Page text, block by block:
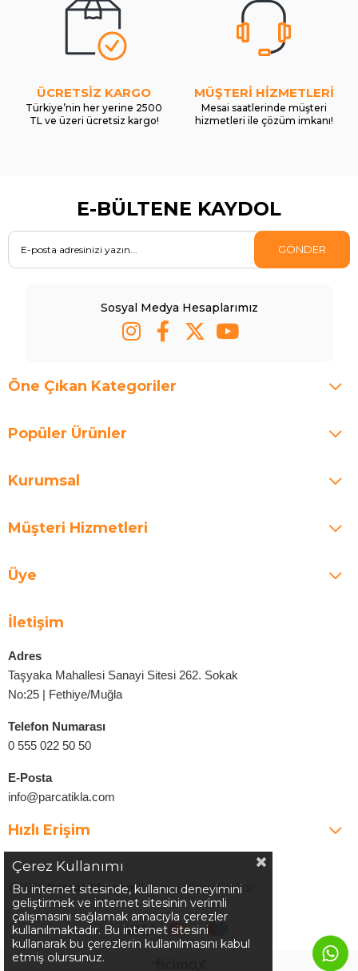
ÜCRETSİZ KARGO
Türkiye’nin her yerine 2500
TL ve üzeri ücretsiz kargo!
MÜŞTERİ HİZMETLERİ
Mesai saatlerinde müşteri
hizmetleri ile çözüm imkanı!
E-BÜLTENE KAYDOL
GÖNDER
Sosyal Medya Hesaplarımız
Öne Çıkan Kategoriler
Popüler Ürünler
Kurumsal
Müşteri Hizmetleri
Üye
İletişim
Adres
Taşyaka Mahallesi Sanayi Sitesi 262. Sokak
No:25 | Fethiye/Muğla
Telefon Numarası
0 555 022 50 50
E-Posta
info@parcatikla.com
Hızlı Erişim
©2025Parcatikla.com| Tüm Hakları Saklıdır.
Çerez Kullanımı
Bu internet sitesinde, kullanıcı deneyimini
geliştirmek ve internet sitesinin verimli
çalışmasını sağlamak amacıyla çerezler
kullanılmaktadır. Bu internet sitesini
kullanarak bu çerezlerin kullanılmasını kabul
etmiş olursunuz.